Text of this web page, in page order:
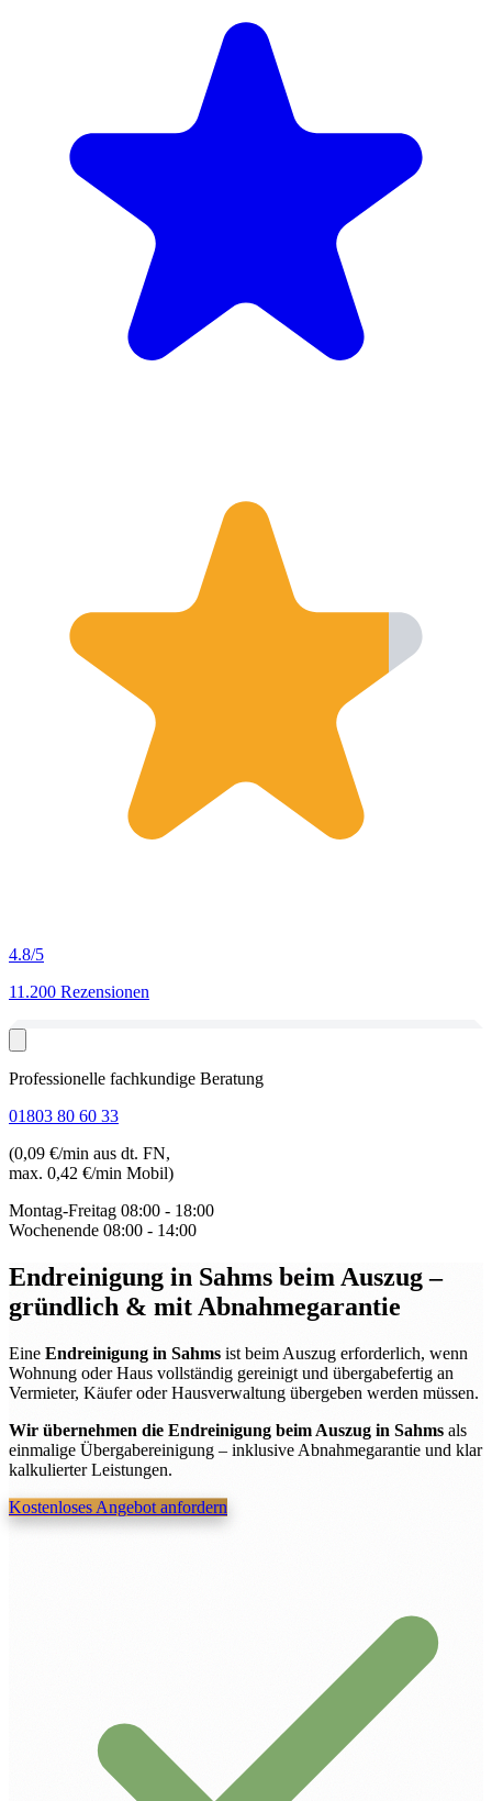
4.8/5
11.200 Rezensionen
Professionelle fachkundige Beratung
01803 80 60 33
(0,09 €/min aus dt. FN,
max. 0,42 €/min Mobil)
Montag-Freitag 08:00 - 18:00
Wochenende 08:00 - 14:00
Endreinigung in Sahms beim Auszug–
gründlich & mit Abnahmegarantie
Eine Endreinigung in Sahms ist beim Auszug erforderlich, wenn
Wohnung oder Haus vollständig gereinigt und übergabefertig an
Vermieter, Käufer oder Hausverwaltung übergeben werden müssen.
Wir übernehmen die Endreinigung beim Auszug in Sahms als
einmalige Übergabereinigung – inklusive Abnahmegarantie und klar
kalkulierter Leistungen.
Kostenloses Angebot anfordern